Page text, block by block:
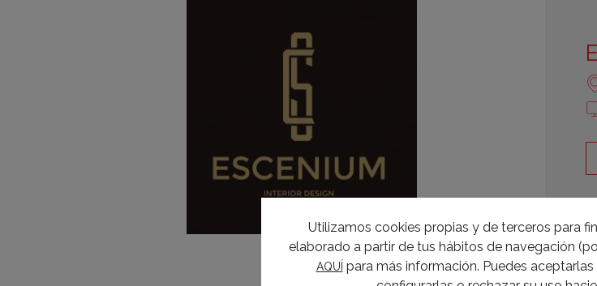
Utilizamos cookies propias y de terceros para
elaborado a partir de tus hábitos de navegación
AQUÍ para más información. Puedes